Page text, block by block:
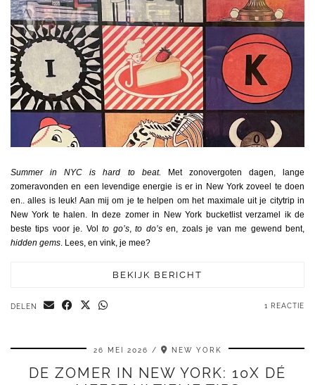
Summer in NYC is hard to beat. Met zonovergoten dagen, lange
zomeravonden en een levendige energie is er in New York zoveel te doen
en.. alles is leuk! Aan mij om je te helpen om het maximale uit je citytrip in
New York te halen. In deze zomer in New York bucketlist verzamel ik de
beste tips voor je. Volto go’s,to do’sen, zoals je van me gewend bent,
hidden gems. Lees, en vink, je mee?
BEKIJK BERICHT
DELEN 1 REACTIE
26 MEI 2026 NEW YORK
DE ZOMER IN NEW YORK: 10X DÉ